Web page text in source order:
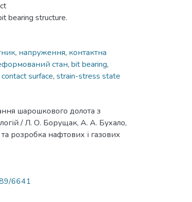
bearing structure.
, напруження, контактна
стан, bit bearing,
contact surface, strain-stress state
шарошкового долота з
/ Л. О. Борущак, А. А. Бухало,
розробка нафтових і газових
6641